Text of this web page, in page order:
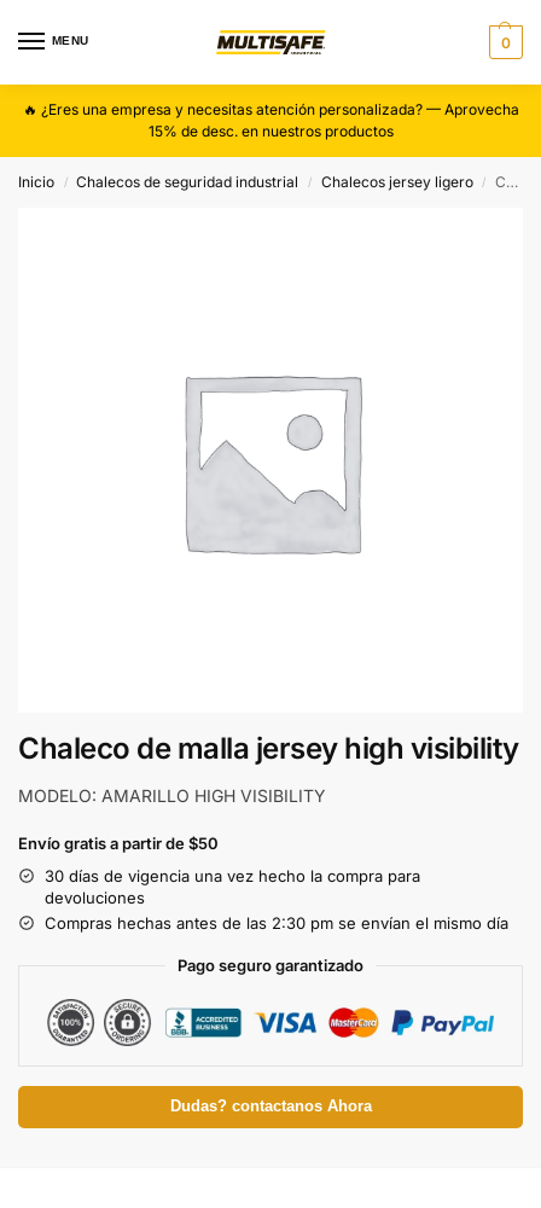
MENU 0
🔥 ¿Eres una empresa y necesitas atención personalizada? — Aprovecha
15% de desc. en nuestros productos
Inicio / Chalecos de seguridad industrial / Chalecos jersey ligero / Chaleco de malla jersey high visibility
Chaleco de malla jersey high visibility
MODELO: AMARILLO HIGH VISIBILITY
Envío gratis a partir de $50
30 días de vigencia una vez hecho la compra para
devoluciones
Compras hechas antes de las 2:30 pm se envían el mismo día
Pago seguro garantizado
Dudas? contactanos Ahora